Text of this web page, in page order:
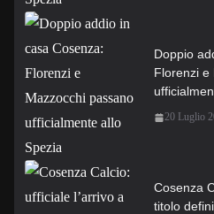
Doppio
Florenzi e
20 Luglio
Cosenza
titolo